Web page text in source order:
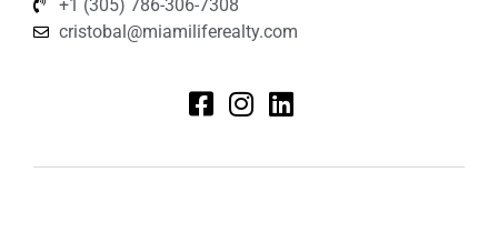
+1 (305) 786-306-7308
cristobal@miamiliferealty.com